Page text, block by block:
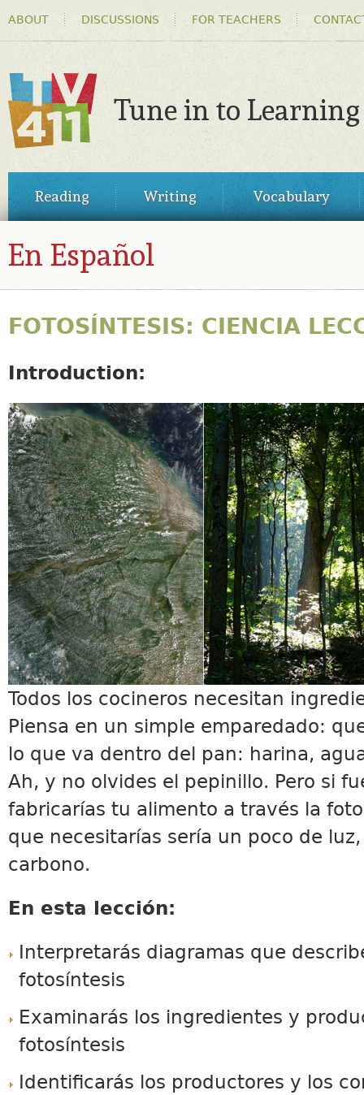
MENU
ABOUT DISCUSSIONS FOR TEACHERS
TV411
Tune in to Learning
MENUReading Writing Vocabulary
En Español
FOTOSÍNTESIS: CIENCIA
Introduction:
SCIENCE5_INTRO.JPG
Todos los cocineros necesitan
Piensa en un simple emparedado:
lo que va dentro del pan: harina,
Ah, y no olvides el pepinillo. Pero si
fabricarías tu alimento a través la
que necesitarías sería un poco de
carbono.
En esta lección:
Interpretarás diagramas que
fotosíntesis
Examinarás los ingredientes y
fotosíntesis
Identificarás los productores y los